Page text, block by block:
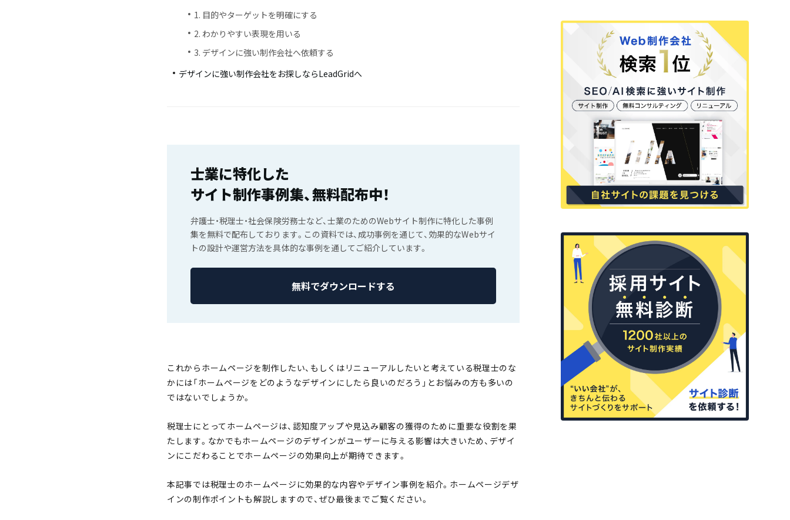
1. 目的やターゲットを明確にする
2. わかりやすい表現を用いる
3. デザインに強い制作会社へ依頼する
デザインに強い制作会社をお探しならLeadGridへ
士業に特化した
サイト制作事例集、無料配布中！
弁護士・税理士・社会保険労務士など、士業のためのWebサイト制作に特化した事例
集を無料で配布しております。この資料では、成功事例を通じて、効果的なWebサイ
トの設計や運営方法を具体的な事例を通してご紹介しています。
無料でダウンロードする
これからホームページを制作したい、もしくはリニューアルしたいと考えている税理士のな
かには「ホームページをどのようなデザインにしたら良いのだろう」とお悩みの方も多いの
ではないでしょうか。
税理士にとってホームページは、認知度アップや見込み顧客の獲得のために重要な役割を果
たします。なかでもホームページのデザインがユーザーに与える影響は大きいため、デザイ
ンにこだわることでホームページの効果向上が期待できます。
本記事では税理士のホームページに効果的な内容やデザイン事例を紹介。ホームページデザ
インの制作ポイントも解説しますので、ぜひ最後までご覧ください。